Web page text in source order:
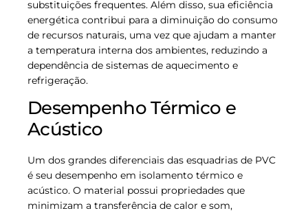
substituições frequentes. Além disso, sua eficiência
energética contribui para a diminuição do consumo
de recursos naturais, uma vez que ajudam a manter
a temperatura interna dos ambientes, reduzindo a
dependência de sistemas de aquecimento e
refrigeração.
Desempenho Térmico e
Acústico
Um dos grandes diferenciais das esquadrias de PVC
é seu desempenho em isolamento térmico e
acústico. O material possui propriedades que
minimizam a transferência de calor e som,